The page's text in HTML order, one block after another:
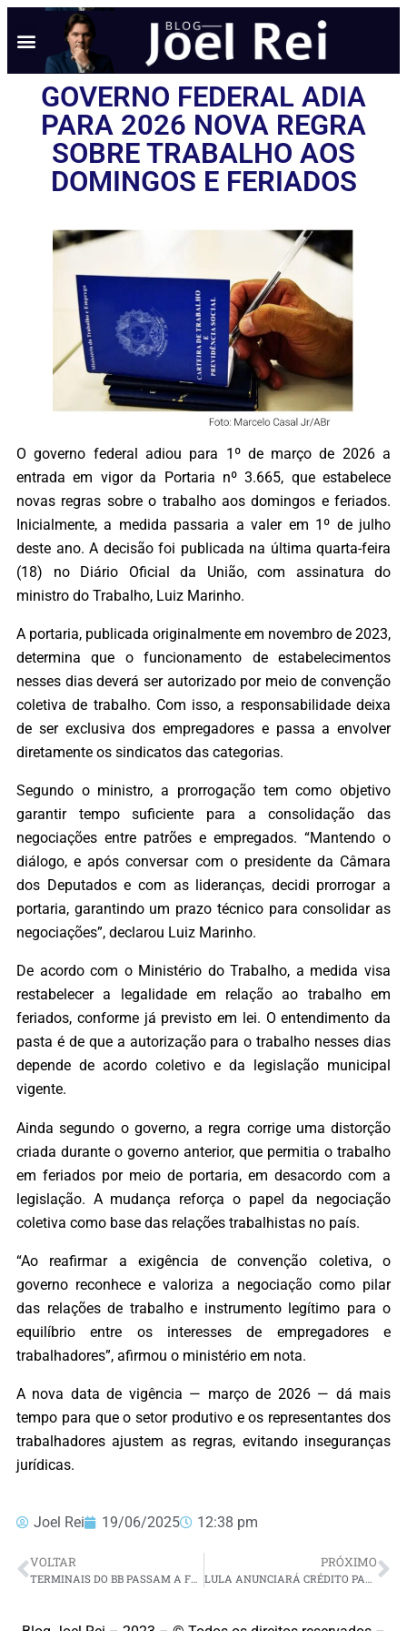
GOVERNO FEDERAL ADIA
PARA 2026 NOVA REGRA
SOBRE TRABALHO AOS
DOMINGOS E FERIADOS
O governo federal adiou para 1º de março de 2026 a
entrada em vigor da Portaria nº 3.665, que estabelece
novas regras sobre o trabalho aos domingos e feriados.
Inicialmente, a medida passaria a valer em 1º de julho
deste ano. A decisão foi publicada na última quarta-feira
(18) no Diário Oficial da União, com assinatura do
ministro do Trabalho, Luiz Marinho.
A portaria, publicada originalmente em novembro de 2023,
determina que o funcionamento de estabelecimentos
nesses dias deverá ser autorizado por meio de convenção
coletiva de trabalho. Com isso, a responsabilidade deixa
de ser exclusiva dos empregadores e passa a envolver
diretamente os sindicatos das categorias.
Segundo o ministro, a prorrogação tem como objetivo
garantir tempo suficiente para a consolidação das
negociações entre patrões e empregados. “Mantendo o
diálogo, e após conversar com o presidente da Câmara
dos Deputados e com as lideranças, decidi prorrogar a
portaria, garantindo um prazo técnico para consolidar as
negociações”, declarou Luiz Marinho.
De acordo com o Ministério do Trabalho, a medida visa
restabelecer a legalidade em relação ao trabalho em
feriados, conforme já previsto em lei. O entendimento da
pasta é de que a autorização para o trabalho nesses dias
depende de acordo coletivo e da legislação municipal
vigente.
Ainda segundo o governo, a regra corrige uma distorção
criada durante o governo anterior, que permitia o trabalho
em feriados por meio de portaria, em desacordo com a
legislação. A mudança reforça o papel da negociação
coletiva como base das relações trabalhistas no país.
“Ao reafirmar a exigência de convenção coletiva, o
governo reconhece e valoriza a negociação como pilar
das relações de trabalho e instrumento legítimo para o
equilíbrio entre os interesses de empregadores e
trabalhadores”, afirmou o ministério em nota.
A nova data de vigência — março de 2026 — dá mais
tempo para que o setor produtivo e os representantes dos
trabalhadores ajustem as regras, evitando inseguranças
jurídicas.
Joel Rei 19/06/2025 12:38 pm
VOLTAR PRÓXIMO